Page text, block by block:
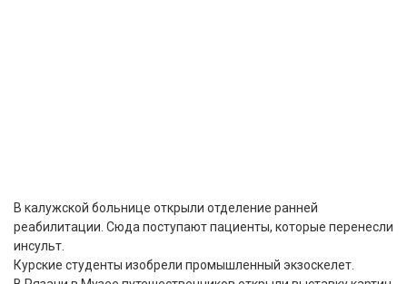
В калужской больнице открыли отделение ранней
реабилитации. Сюда поступают пациенты, которые перенесли
инсульт.
Курские студенты изобрели промышленный экзоскелет.